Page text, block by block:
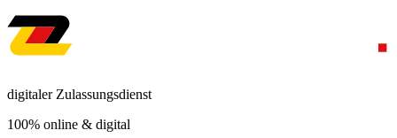
digitaler Zulassungsdienst
100% online & digital